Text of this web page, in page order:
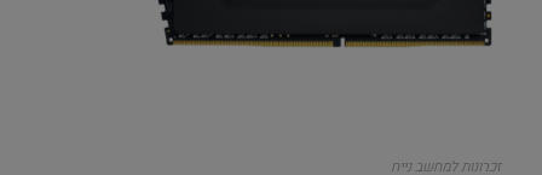
זכרונות למחשב נייח